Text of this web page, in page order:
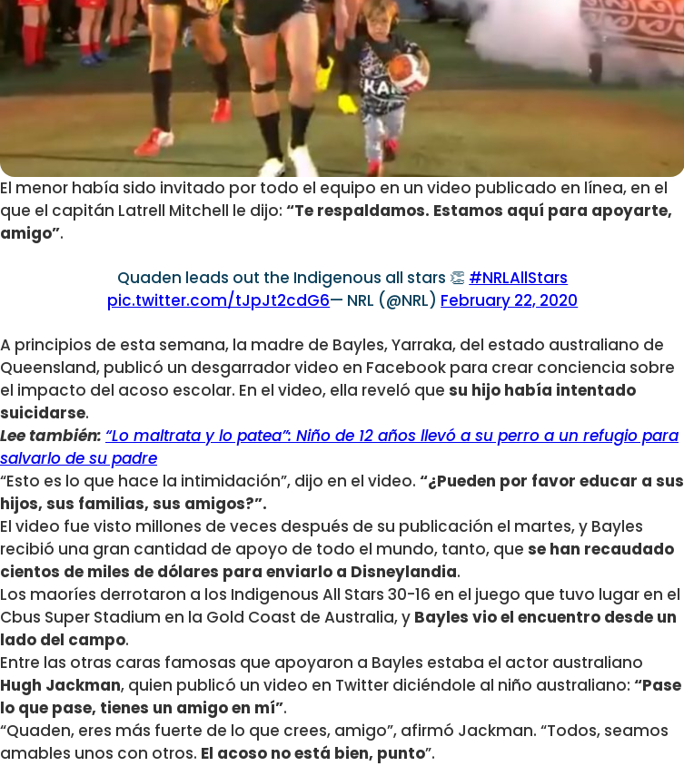
El menor había sido invitado por todo el equipo en un video publicado en línea, en el
que el capitán Latrell Mitchell le dijo: “Te respaldamos. Estamos aquí para apoyarte,
amigo”.
Quaden leads out the Indigenous all stars 👏 #NRLAllStars
pic.twitter.com/tJpJt2cdG6— NRL (@NRL) February 22, 2020
A principios de esta semana, la madre de Bayles, Yarraka, del estado australiano de
Queensland, publicó un desgarrador video en Facebook para crear conciencia sobre
el impacto del acoso escolar. En el video, ella reveló que su hijo había intentado
suicidarse.
Lee también: “Lo maltrata y lo patea”: Niño de 12 años llevó a su perro a un refugio para
salvarlo de su padre
“Esto es lo que hace la intimidación”, dijo en el video. “¿Pueden por favor educar a sus
hijos, sus familias, sus amigos?”.
El video fue visto millones de veces después de su publicación el martes, y Bayles
recibió una gran cantidad de apoyo de todo el mundo, tanto, que se han recaudado
cientos de miles de dólares para enviarlo a Disneylandia.
Los maoríes derrotaron a los Indigenous All Stars 30-16 en el juego que tuvo lugar en el
Cbus Super Stadium en la Gold Coast de Australia, y Bayles vio el encuentro desde un
lado del campo.
Entre las otras caras famosas que apoyaron a Bayles estaba el actor australiano
Hugh Jackman, quien publicó un video en Twitter diciéndole al niño australiano: “Pase
lo que pase, tienes un amigo en mí”.
“Quaden, eres más fuerte de lo que crees, amigo”, afirmó Jackman. “Todos, seamos
amables unos con otros. El acoso no está bien, punto”.